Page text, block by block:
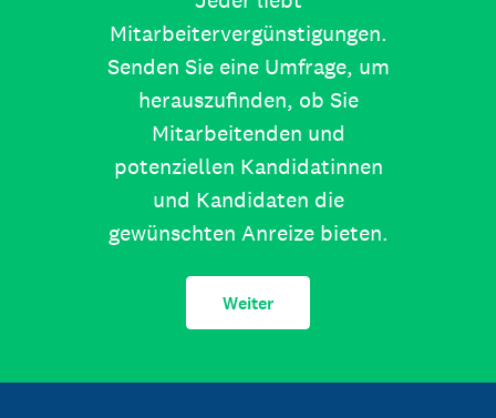
Mitarbeitervergünstigungen.
Senden Sie eine Umfrage, um
herauszufinden, ob Sie
Mitarbeitenden und
potenziellen Kandidatinnen
und Kandidaten die
gewünschten Anreize bieten.
Weiter